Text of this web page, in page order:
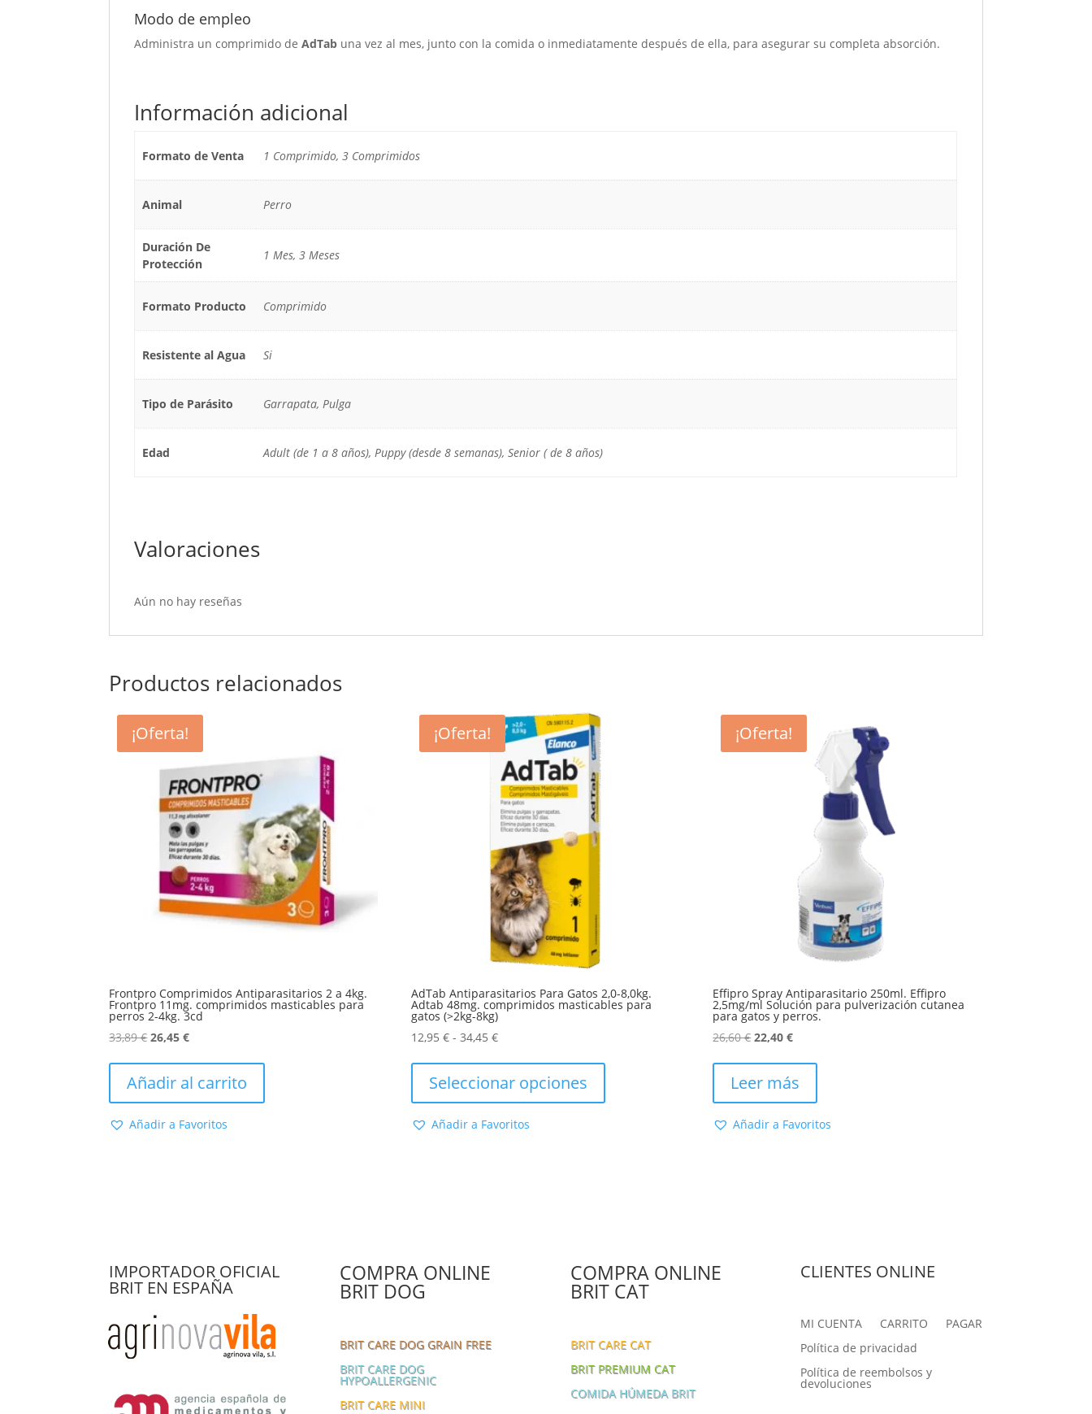
Modo de empleo
Administra un comprimido deAdTab una vez al mes, junto con la comida o inmediatamente después de ella, para asegurar su completa absorción.
Información adicional
Formato de Venta 1 Comprimido, 3 Comprimidos
Animal Perro
Duración De
Protección
1 Mes, 3 Meses
Formato Producto Comprimido
Resistente al Agua Si
Tipo de Parásito Garrapata, Pulga
Edad Adult (de 1 a 8 años), Puppy (desde 8 semanas), Senior ( de 8 años)
Valoraciones
Aún no hay reseñas
Productos relacionados
¡Oferta!
Frontpro Comprimidos Antiparasitarios 2 a 4kg.
Frontpro 11mg. comprimidos masticables para
perros 2-4kg. 3cd
33,89€El
original
era:
26,45€El
actual
es:
Añadir al carrito
Añadir a Favoritos
¡Oferta!
AdTab Antiparasitarios Para Gatos 2,0-8,0kg.
Adtab 48mg. comprimidos masticables para
gatos (>2kg-8kg)
12,95 € - 34,45 €Rango
desde
hasta
Seleccionar opciones
página
de
Añadir a Favoritos
¡Oferta!
Effipro Spray Antiparasitario 250ml. Effipro
2,5mg/ml Solución para pulverización cutanea
para gatos y perros.
26,60€El
original
era:
22,40€El
es:
Leer más
Añadir a Favoritos
IMPORTADOR OFICIAL
BRIT EN ESPAÑA
COMPRA ONLINE
BRIT DOG
BRIT CARE DOG GRAIN FREE
BRIT CARE DOG
HYPOALLERGENIC
BRIT CARE MINI
COMPRA ONLINE
BRIT CAT
BRIT CARE CAT
BRIT PREMIUM CAT
COMIDA HÚMEDA BRIT
CLIENTES ONLINE
MI CUENTA CARRITO
PAGAR
Política de privacidad
Política de reembolsos y
devoluciones